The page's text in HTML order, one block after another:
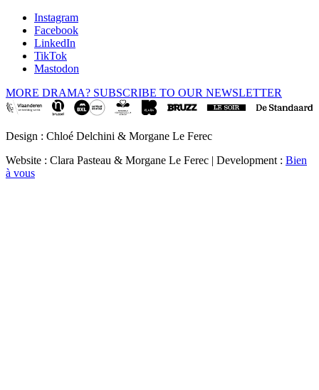
Instagram
Facebook
LinkedIn
TikTok
Mastodon
MORE DRAMA? SUBSCRIBE TO OUR NEWSLETTER
Design : Chloé Delchini & Morgane Le Ferec
Website : Clara Pasteau & Morgane Le Ferec | Development : Bien
à vous